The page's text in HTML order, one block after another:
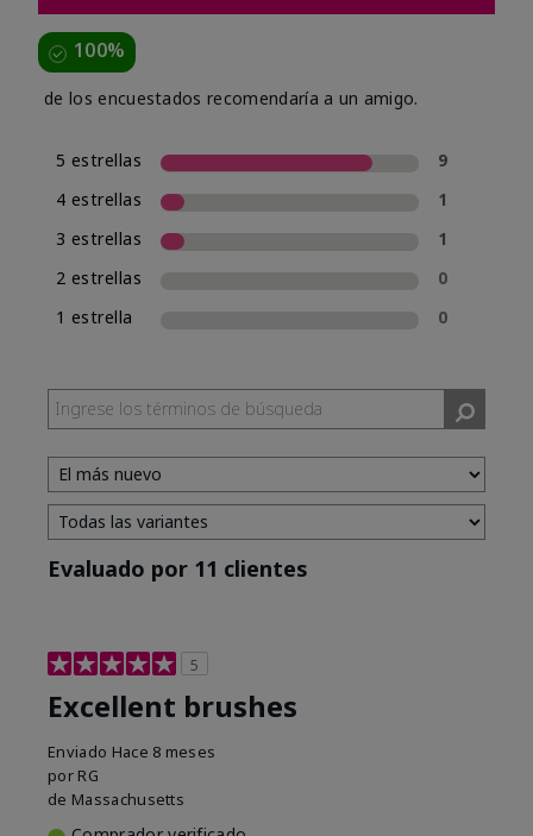
100%
de los encuestados recomendaría a un amigo.
5 estrellas
9
4 estrellas
1
3 estrellas
1
2 estrellas
0
1 estrella
0
Evaluado por 11 clientes
5
Excellent brushes
Enviado Hace 8 meses
por RG
de Massachusetts